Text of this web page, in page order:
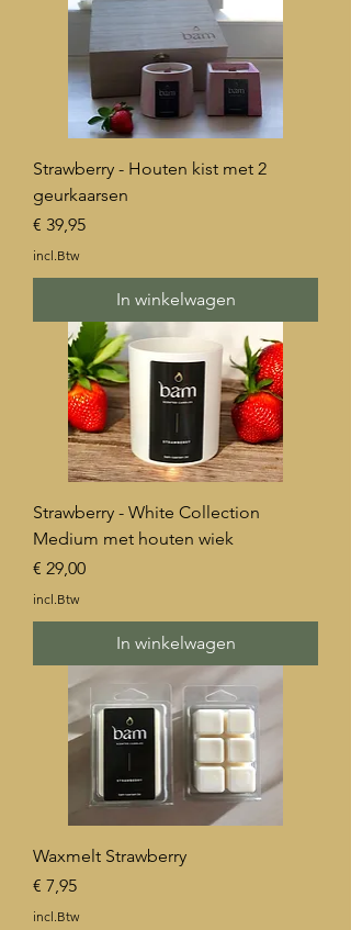
Strawberry - Houten kist met 2
geurkaarsen
Prijs
€ 39,95
incl.Btw
In winkelwagen
Strawberry - White Collection
Medium met houten wiek
Prijs
€ 29,00
incl.Btw
In winkelwagen
Waxmelt Strawberry
Prijs
€ 7,95
incl.Btw